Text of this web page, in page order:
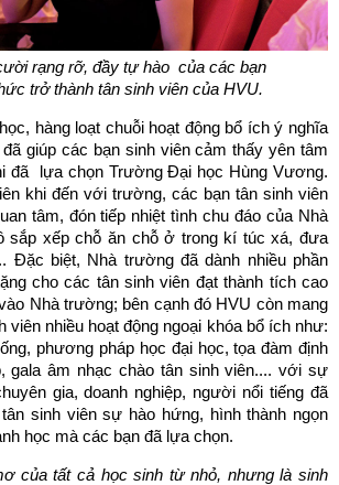
rạng rỡ, đầy tự hào của các bạn
trở thành tân sinh viên của HVU.
hàng loạt chuỗi hoạt động bổ ích ý nghĩa
giúp các bạn sinh viên cảm thấy yên tâm
đã lựa chọn Trường Đại học Hùng Vương.
khi đến với trường, các bạn tân sinh viên
tâm, đón tiếp nhiệt tình chu đáo của Nhà
sắp xếp chỗ ăn chỗ ở trong kí túc xá, đưa
Đặc biệt, Nhà trường đã dành nhiều phần
cho các tân sinh viên đạt thành tích cao
Nhà trường; bên cạnh đó HVU còn mang
viên nhiều hoạt động ngoại khóa bổ ích như:
phương pháp học đại học, tọa đàm định
gala âm nhạc chào tân sinh viên.... với sự
gia, doanh nghiệp, người nổi tiếng đã
sinh viên sự hào hứng, hình thành ngọn
học mà các bạn đã lựa chọn.
của tất cả học sinh từ nhỏ, nhưng là sinh